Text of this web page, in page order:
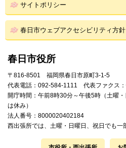
サイトポリシー
春日市ウェブアクセシビリティ方針
春日市役所
〒816-8501 福岡県春日市原町3-1-5
代表電話：092-584-1111 代表ファクス
開庁時間：午前8時30分～午後5時（土曜
は休み）
法人番号：8000020402184
西出張所では、土曜・日曜日、祝日でも一